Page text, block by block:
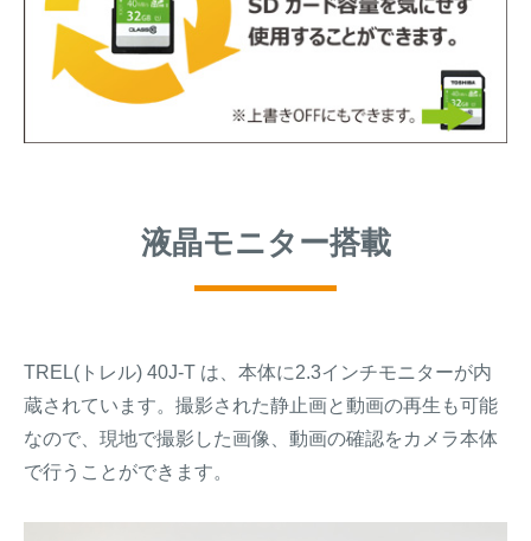
液晶モニター搭載
TREL(トレル) 40J-T は、本体に2.3インチモニターが内
蔵されています。撮影された静止画と動画の再生も可能
なので、現地で撮影した画像、動画の確認をカメラ本体
で行うことができます。